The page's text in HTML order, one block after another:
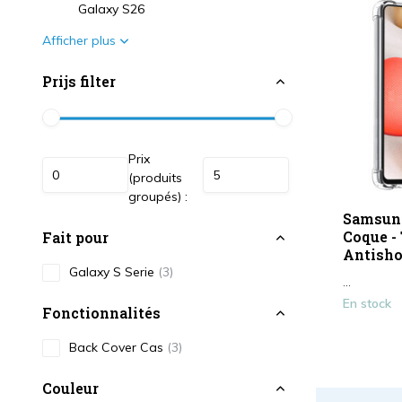
Galaxy S26
Afficher plus
Prijs filter
Prix
(produits
groupés) :
Fait pour
Galaxy S Serie (3)
Fonctionnalités
Back Cover Cas (3)
Couleur
Coque
...
En stock